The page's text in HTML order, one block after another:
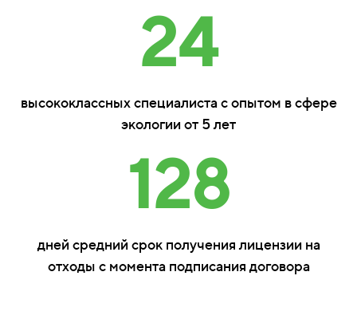
24
высококлассных специалиста с опытом в сфере
экологии от 5 лет
128
дней средний срок получения лицензии на
отходы с момента подписания договора